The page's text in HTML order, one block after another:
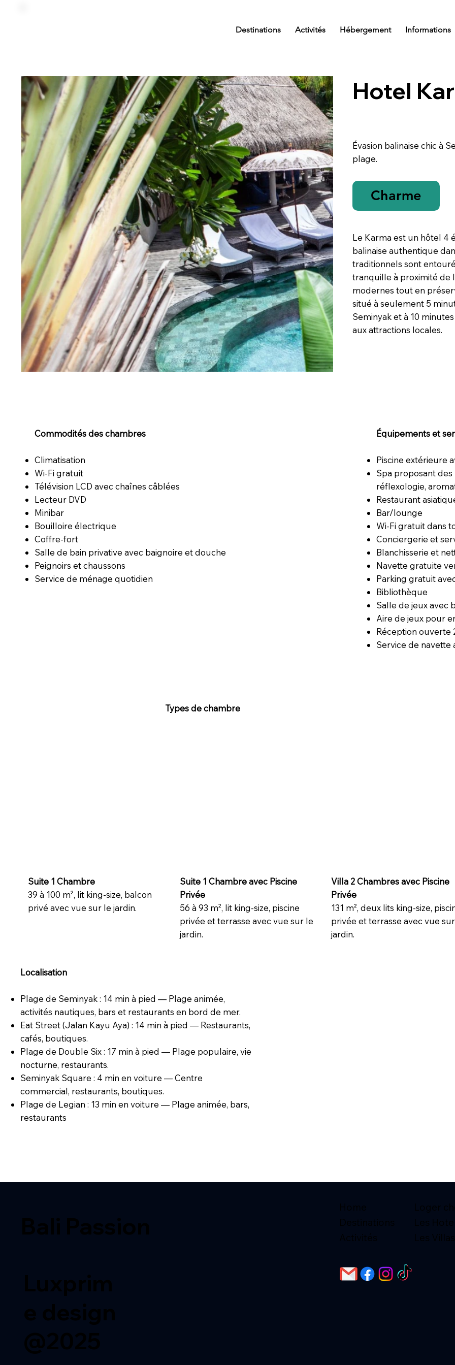
Destinations Activités Hébergement Informations
Hotel
Évasion balinaise chic à
plage.
Charme
Le Karma est un hôtel 4
balinaise authentique
traditionnels sont
tranquille à proximité de
modernes tout en
situé à seulement 5
Seminyak et à 10
aux attractions locales.
Commodités des chambres
Climatisation
Wi-Fi gratuit
Télévision LCD avec chaînes câblées
Lecteur DVD
Minibar
Bouilloire électrique
Coffre-fort
Salle de bain privative avec baignoire et douche
Peignoirs et chaussons
Service de ménage quotidien
Équipements et
Piscine extérieure
Spa proposant des
réflexologie,
Restaurant
Bar/lounge
Wi-Fi gratuit dans
Conciergerie et
Blanchisserie et
Navette gratuite
Parking gratuit
Bibliothèque
Salle de jeux avec
Aire de jeux pour
Réception ouverte
Service de
Types de chambre
Suite 1 Chambre
39 à 100 m², lit king-size, balcon
privé avec vue sur le jardin.
Suite 1 Chambre avec Piscine
Privée
56 à 93 m², lit king-size, piscine
privée et terrasse avec vue sur le
jardin.
Villa 2 Chambres avec Piscine
Privée
131 m², deux lits king-size,
privée et terrasse avec vue
jardin.
Localisation
Plage de Seminyak : 14 min à pied — Plage animée,
activités nautiques, bars et restaurants en bord de mer.
Eat Street (Jalan Kayu Aya) : 14 min à pied — Restaurants,
cafés, boutiques.
Plage de Double Six : 17 min à pied — Plage populaire, vie
nocturne, restaurants.
Seminyak Square : 4 min en voiture — Centre
commercial, restaurants, boutiques.
Plage de Legian : 13 min en voiture — Plage animée, bars,
restaurants